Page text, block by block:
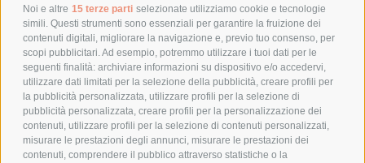
Noi e altre 15 terze parti selezionate utilizziamo cookie e tecnologie
simili. Questi strumenti sono essenziali per garantire la fruizione dei
contenuti digitali, migliorare la navigazione e, previo tuo consenso, per
scopi pubblicitari. Ad esempio, potremmo utilizzare i tuoi dati per le
seguenti finalità: archiviare informazioni su dispositivo e/o accedervi,
utilizzare dati limitati per la selezione della pubblicità, creare profili per
la pubblicità personalizzata, utilizzare profili per la selezione di
pubblicità personalizzata, creare profili per la personalizzazione dei
contenuti, utilizzare profili per la selezione di contenuti personalizzati,
misurare le prestazioni degli annunci, misurare le prestazioni dei
contenuti, comprendere il pubblico attraverso statistiche o la
POLITICA DI RESO
POLICY
PRIVACY POLICY
COOKIE POLICY
PAGAMENTI SICURI